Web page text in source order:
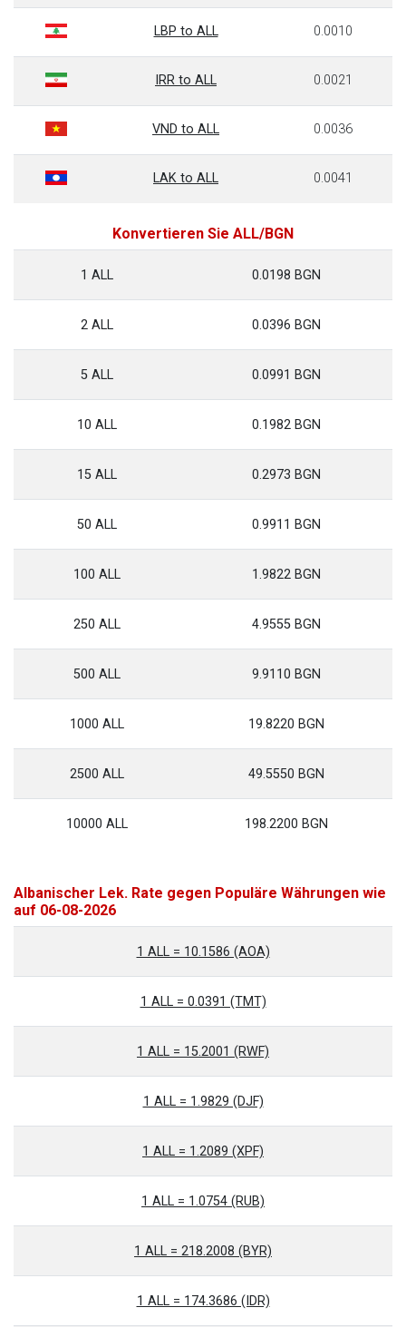
LBP to ALL 0.0010
IRR to ALL 0.0021
VND to ALL 0.0036
LAK to ALL 0.0041
Konvertieren Sie ALL/BGN
1 ALL 0.0198 BGN
2 ALL 0.0396 BGN
5 ALL 0.0991 BGN
10 ALL 0.1982 BGN
15 ALL 0.2973 BGN
50 ALL 0.9911 BGN
100 ALL 1.9822 BGN
250 ALL 4.9555 BGN
500 ALL 9.9110 BGN
1000 ALL 19.8220 BGN
2500 ALL 49.5550 BGN
10000 ALL 198.2200 BGN
Albanischer Lek. Rate gegen Populäre Währungen wie
auf 06-08-2026
1 ALL = 10.1586 (AOA)
1 ALL = 0.0391 (TMT)
1 ALL = 15.2001 (RWF)
1 ALL = 1.9829 (DJF)
1 ALL = 1.2089 (XPF)
1 ALL = 1.0754 (RUB)
1 ALL = 218.2008 (BYR)
1 ALL = 174.3686 (IDR)